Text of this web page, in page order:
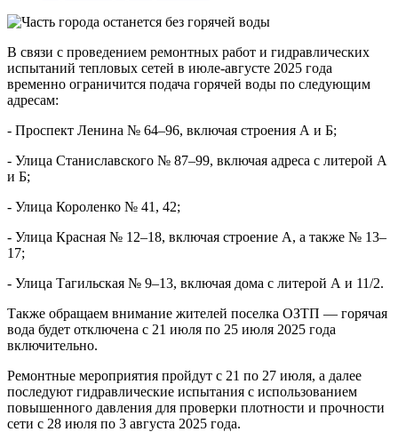
В связи с проведением ремонтных работ и гидравлических
испытаний тепловых сетей в июле-августе 2025 года
временно ограничится подача горячей воды по следующим
адресам:
- Проспект Ленина № 64–96, включая строения А и Б;
- Улица Станиславского № 87–99, включая адреса с литерой А
и Б;
- Улица Короленко № 41, 42;
- Улица Красная № 12–18, включая строение А, а также № 13–
17;
- Улица Тагильская № 9–13, включая дома с литерой А и 11/2.
Также обращаем внимание жителей поселка ОЗТП — горячая
вода будет отключена с 21 июля по 25 июля 2025 года
включительно.
Ремонтные мероприятия пройдут с 21 по 27 июля, а далее
последуют гидравлические испытания с использованием
повышенного давления для проверки плотности и прочности
сети с 28 июля по 3 августа 2025 года.